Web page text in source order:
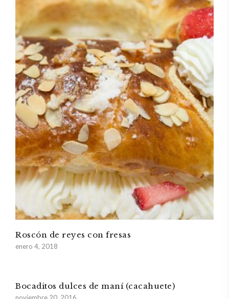
Roscón de reyes con fresas
enero 4, 2018
Bocaditos dulces de maní (cacahuete)